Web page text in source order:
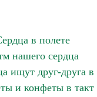
в полете
нашего сердца
ищут друг-друга в
и конфеты в такт